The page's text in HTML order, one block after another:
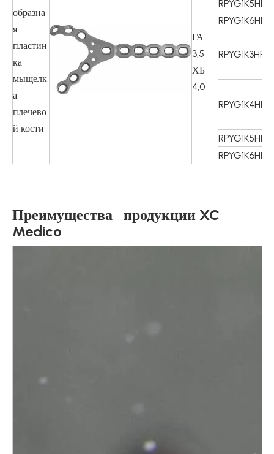
образна
я
пластин
ка
мыщелк
а
плечево
й кости
ГА
3,5
ХБ
4,0
RPYG1K5HL
RPYG1K6HL
RPYG1K3HR
RPYG1K4HR
RPYG1K5HR
RPYG1K6HR
Преимущества продукции XC
Medico